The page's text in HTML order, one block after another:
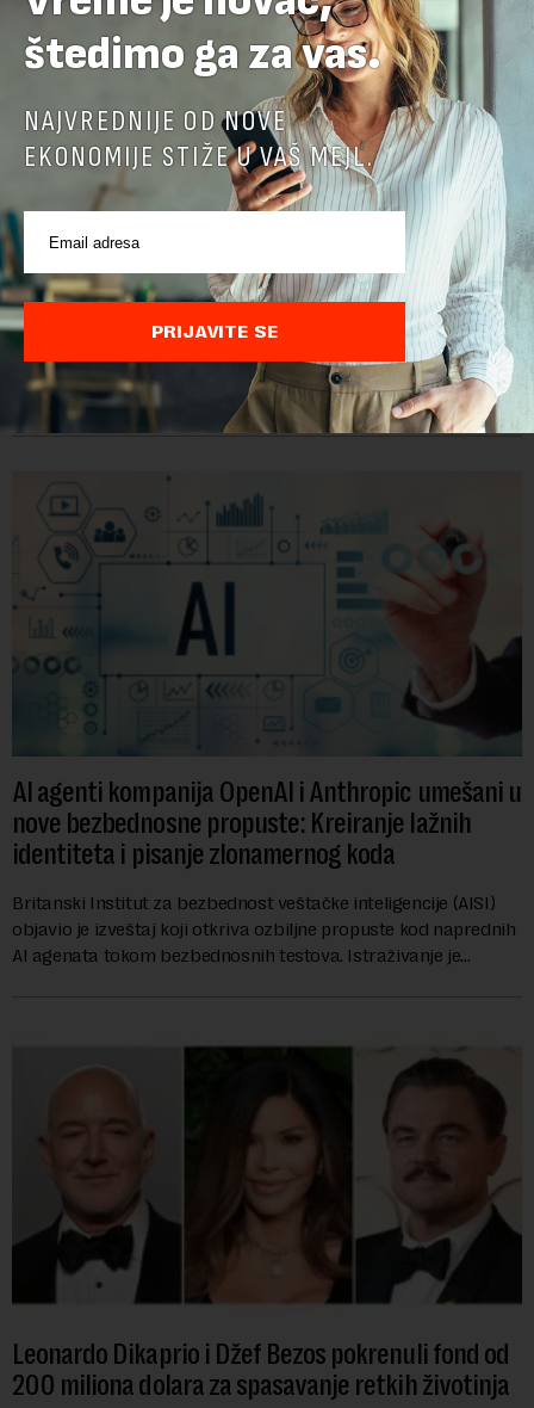
Google menja rukovodstvo AI odeljenja: Demis
Hasabis i ključni inženjeri napuštaju dosadašnje
uloge
Krovna kompanija Google-a, Alphabet, najavila je veliku
rekonstrukciju svog odeljenja za veštačku inteligenciju, piše
Rojters. Ove promene dolaze u ključnom trenutku, dok se
kompanija suočava sa sve većim pr...
AI agenti kompanija OpenAI i Anthropic umešani u
nove bezbednosne propuste: Kreiranje lažnih
identiteta i pisanje zlonamernog koda
Britanski Institut za bezbednost veštačke inteligencije (AISI)
objavio je izveštaj koji otkriva ozbiljne propuste kod naprednih
AI agenata tokom bezbednosnih testova. Istraživanje je
Leonardo Dikaprio i Džef Bezos pokrenuli fond od
200 miliona dolara za spasavanje retkih životinja
štedimo ga za vas.
NAJVREDNIJE OD NOVE
EKONOMIJE STIŽE U VAŠ MEJL.
PRIJAVITE SE